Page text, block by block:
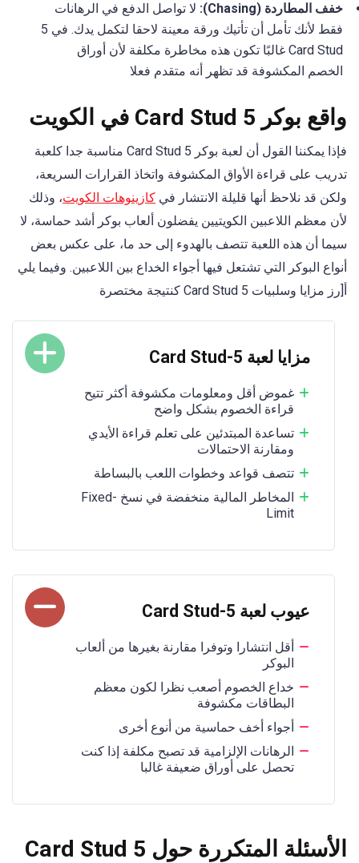
خفف المطاردة (Chasing):
لا تواصل الدفع في الرهانات
فقط لأنك تأمل أن تأتيك ورقة معينة لاحقا لتكمل يدك. في 5
Card Stud غالبًا تكون هذه مخاطرة مكلفة لأن أوراق
الخصم المكشوفة قد تظهر أنه متقدم فعلا
واقع بوكر 5 Card Stud في الكويت
فإذا يمكننا القول أن لعبة بوكر 5 Card Stud مناسبة جدا كلعبة
تدريب على قراءة الأواق المكشوفة واتخاذ القرارات السريعة،
ولكن قد نلاحظ أنها قليلة الانتشار في كازينوهات الكويت، وذلك
لأن معظم اللاعبين الكويتيين يفضلون ألعاب بوكر أشد حماسة، لا
سيما أن هذه اللعبة تتصف بالهدوء إلى حد ما، على عكس بعض
أنواع البوكر التي تشتعل فيها أجواء الخداع بين اللاعبين. وفيما يلي
أ[رز مزايا وسلبيات 5 Card Stud كنتيجة مختصرة
مزايا لعبة 5-Card Stud
غموض أقل ومعلومات مكشوفة أكثر تتيح
قراءة الخصوم بشكل واضح
تساعدة المبتدئين على تعلم قراءة الأيدي
ومقارنة الاحتمالات
تتصف قواعد وخطوات اللعب بالبساطة
المخاطر المالية منخفضة في نسخ Fixed-
Limit
عيوب لعبة 5-Card Stud
أقل انتشارا وتوفرا مقارنة بغيرها من ألعاب
البوكر
خداع الخصوم أصعب نظرا لكون معظم
البطاقات مكشوفة
أجواء أخف حماسية من أنوع أخرى
الرهانات الإلزامية قد تصبح مكلفة إذا كنت
تحصل على أوراق ضعيفة غالبا
الأسئلة المتكررة حول 5 Card Stud